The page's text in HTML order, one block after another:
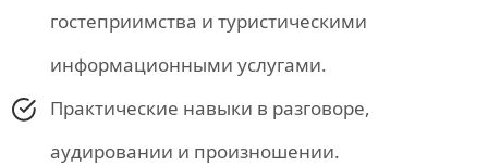
гостеприимства и туристическими
информационными услугами.
Практические навыки в разговоре,
аудировании и произношении.